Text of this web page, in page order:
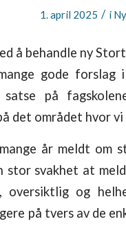
1. april 2025 / i
å behandle ny
gode
på
det området hvor
år meldt om
stor svakhet at
og
på tvers av de